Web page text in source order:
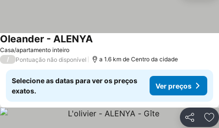
Casa/apartamento inteiro
Oleander - ALENYA
/ Pontuação não disponível a 1.6 km de Centro da cidade
Selecione as datas para ver os preços
exatos.
Ver preços
Partilhar